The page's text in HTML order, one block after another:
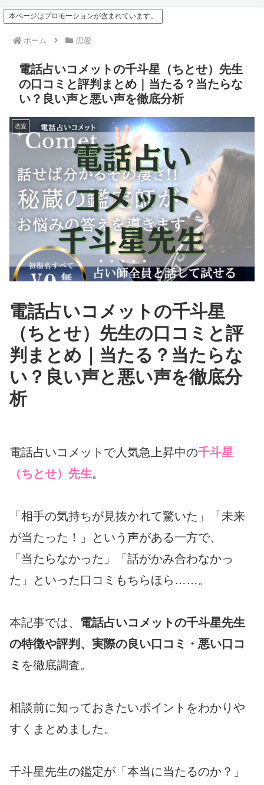
本ページはプロモーションが含まれています。
ホーム 恋愛
電話占いコメットの千斗星（ちとせ）先生
の口コミと評判まとめ｜当たる？当たらな
い？良い声と悪い声を徹底分析
恋愛
電話占いコメットの千斗星
（ちとせ）先生の口コミと評
判まとめ｜当たる？当たらな
い？良い声と悪い声を徹底分
析
電話占いコメットで人気急上昇中の千斗星
（ちとせ）先生。
「相手の気持ちが見抜かれて驚いた」「未来
が当たった！」という声がある一方で、
「当たらなかった」「話がかみ合わなかっ
た」といった口コミもちらほら……。
本記事では、 電話占いコメットの千斗星先生
の特徴や評判、実際の良い口コミ・悪い口コ
ミ を徹底調査。
相談前に知っておきたいポイントをわかりや
すくまとめました。
千斗星先生の鑑定が「本当に当たるのか？」